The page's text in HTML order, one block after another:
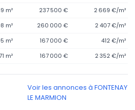
m² 237 500 €
2 669 €/m²
m² 260 000 €
2 407 €/m²
m² 167 000 €
412 €/m²
m² 167 000 € 2 352 €/m²
Voir les annonces à FONTENAY
LE MARMION